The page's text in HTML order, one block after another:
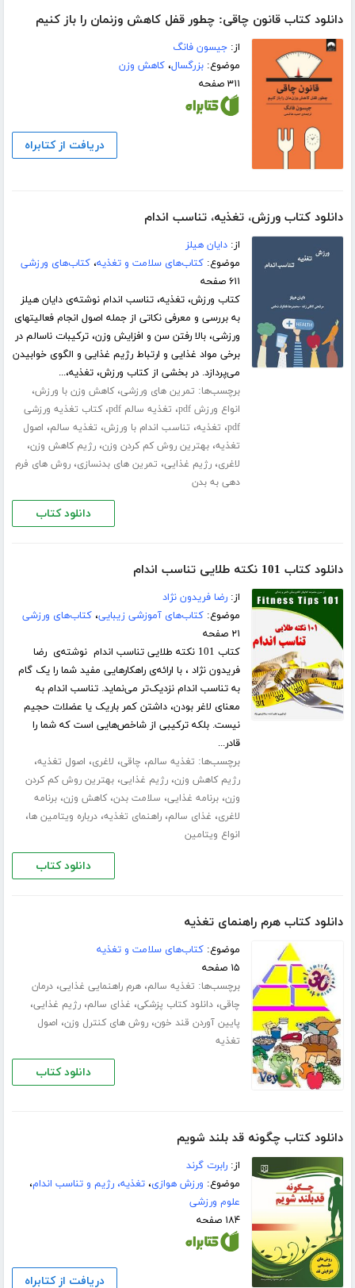
دانلود کتاب قانون چاقی: چطور قفل کاهش وزنمان را باز کنیم
از:جیسون فانگ
موضوع:بزرگسال،کاهش وزن
۳۱۱ صفحه
دریافت از کتابراه
دانلود کتاب ورزش، تغذیه، تناسب اندام
از:دایان هیلز
موضوع:کتاب‌های سلامت و تغذیه،کتاب‌های ورزشی
۶۱۱ صفحه
کتاب ورزش، تغذیه، تناسب اندام نوشته‌ی دایان هیلز
به بررسی و معرفی نکاتی از جمله اصول انجام فعالیتهای
ورزشی، بالا رفتن سن و افزایش وزن، ترکیبات ناسالم در
برخی مواد غذایی و ارتباط رژیم غذایی و الگوی خوابیدن
می‌پردازد. در بخشی از کتاب ورزش، تغذیه،...
برچسب‌ها: تمرین های ورزشی،کاهش وزن با ورزش،
انواع ورزش pdf ، تغذیه سالم pdf ،کتاب تغذیه ورزشی
pdf، تغذیه، تناسب اندام با ورزش، تغذیه سالم، اصول
تغذیه،بهترین روش کم کردن وزن،رژیم کاهش وزن،
لاغری،رژیم غذایی، تمرین های بدنسازی،روش های فرم
دهی به بدن
دانلود کتاب
دانلود کتاب 101 نکته طلایی تناسب اندام
از:رضا فریدون نژاد
موضوع:کتاب‌های آموزشی زیبایی،کتاب‌های ورزشی
۲۱ صفحه
کتاب 101 نکته طلایی تناسب اندام نوشته‌ی رضا
فریدون نژاد ، با ارائه‌ی راهکارهایی مفید شما را یک گام
به تناسب اندام نزدیک‌تر می‌نماید. تناسب اندام به
معنای لاغر بودن، داشتن کمر باریک یا عضلات حجیم
نیست. بلکه ترکیبی از شاخص‌هایی است که شما را
قادر...
برچسب‌ها: تغذیه سالم، چاقی، لاغری، اصول تغذیه،
رژیم کاهش وزن،رژیم غذایی،بهترین روش کم کردن
وزن،برنامه غذایی، سلامت بدن،کاهش وزن،برنامه
لاغری، غذای سالم،راهنمای تغذیه،درباره ویتامین ها،
انواع ویتامین
دانلود کتاب
دانلود کتاب هرم راهنمای تغذیه
موضوع:کتاب‌های سلامت و تغذیه
۱۵ صفحه
برچسب‌ها: تغذیه سالم،هرم راهنمایی غذایی،درمان
چاقی،دانلود کتاب پزشکی، غذای سالم،رژیم غذایی،
پایین آوردن قند خون،روش های کنترل وزن، اصول
تغذیه
دانلود کتاب
دانلود کتاب چگونه قد بلند شویم
از:رابرت گرند
موضوع: ورزش هوازی،تغذیه، رژیم و تناسب اندام،
علوم ورزشی
۱۸۴ صفحه
دریافت از کتابراه